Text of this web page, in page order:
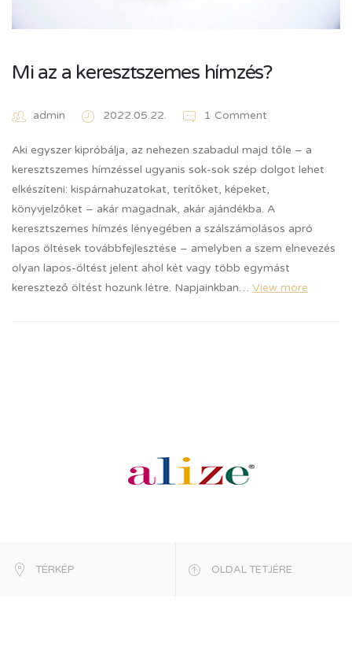
Mi az a keresztszemes hímzés?
admin 2022.05.22. 1 Comment
Aki egyszer kipróbálja, az nehezen szabadul majd tőle – a
keresztszemes hímzéssel ugyanis sok-sok szép dolgot lehet
elkészíteni: kispárnahuzatokat, terítőket, képeket,
könyvjelzőket – akár magadnak, akár ajándékba. A
keresztszemes hímzés lényegében a szálszámolásos apró
lapos öltések továbbfejlesztése – amelyben a szem elnevezés
olyan lapos-öltést jelent ahol két vagy több egymást
keresztező öltést hozunk létre. Napjainkban… View more
TÉRKÉP OLDAL TETJÉRE